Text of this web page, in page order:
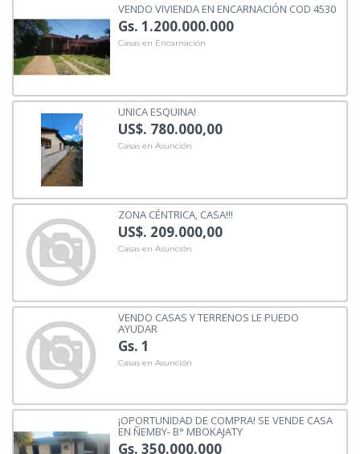
VENDO VIVIENDA EN ENCARNACIÓN COD 4530
Gs. 1.200.000.000
Casas en Encarnación
UNICA ESQUINA!
US$. 780.000,00
Casas en Asunción
ZONA CÉNTRICA, CASA!!!
US$. 209.000,00
Casas en Asunción
VENDO CASAS Y TERRENOS LE PUEDO
AYUDAR
Gs. 1
Casas en Asunción
¡OPORTUNIDAD DE COMPRA! SE VENDE CASA
EN ÑEMBY- B° MBOKAJATY
Gs. 350.000.000